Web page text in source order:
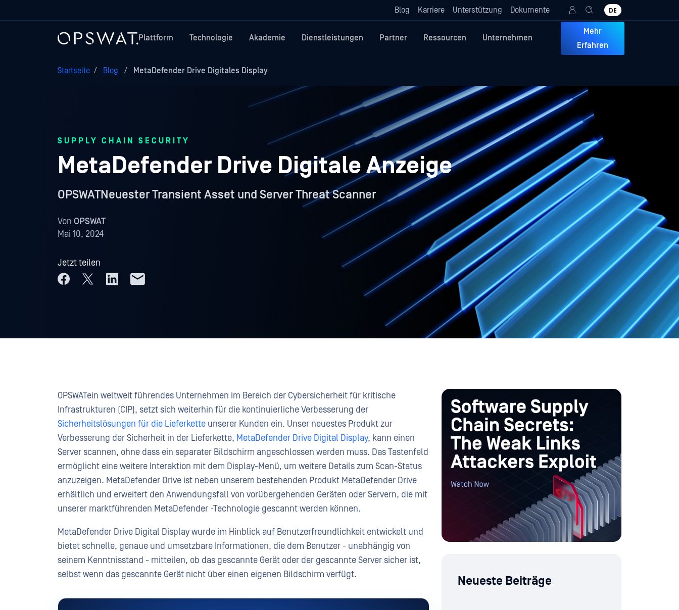
Blog Karriere Unterstützung Dokumente DE
Plattform Technologie Akademie Dienstleistungen Partner Ressourcen Unternehmen
Mehr
Erfahren
Startseite / Blog / MetaDefender Drive Digitales Display
SUPPLY CHAIN SECURITY
MetaDefender Drive Digitale Anzeige
OPSWATNeuester Transient Asset und Server Threat Scanner
Von OPSWAT
Mai 10, 2024
Jetzt teilen
OPSWATein weltweit führendes Unternehmen im Bereich der Cybersicherheit für kritische
Infrastrukturen (CIP), setzt sich weiterhin für die kontinuierliche Verbesserung der
Sicherheitslösungen für die Lieferkette unserer Kunden ein. Unser neuestes Produkt zur
Verbesserung der Sicherheit in der Lieferkette, MetaDefender Drive Digital Display, kann einen
Server scannen, ohne dass ein separater Bildschirm angeschlossen werden muss. Das Tastenfeld
ermöglicht eine weitere Interaktion mit dem Display-Menü, um weitere Details zum Scan-Status
anzuzeigen. MetaDefender Drive ist neben unserem bestehenden Produkt MetaDefender Drive
erhältlich und erweitert den Anwendungsfall von vorübergehenden Geräten oder Servern, die mit
unserer marktführenden MetaDefender -Technologie gescannt werden können.
MetaDefender Drive Digital Display wurde im Hinblick auf Benutzerfreundlichkeit entwickelt und
bietet schnelle, genaue und umsetzbare Informationen, die dem Benutzer - unabhängig von
seinem Kenntnisstand - mitteilen, ob das gescannte Gerät oder der gescannte Server sicher ist,
selbst wenn das gescannte Gerät nicht über einen eigenen Bildschirm verfügt.
Neueste Beiträge